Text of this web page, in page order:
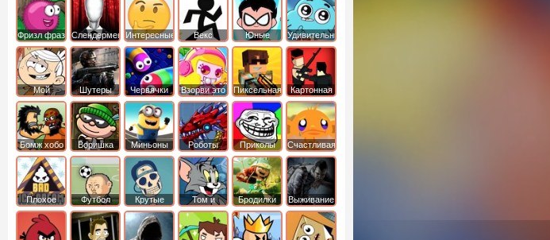
Фризл фраз Слендермен Интересные Векс
Юные
титаны
вперед
Удивительный
мир
Гамбола
Мой
шумный
дом
Шутеры Червячки Взорви это
Пиксельная
война
Картонная
башка
Бомж хобо
Воришка
боб
Миньоны
Роботы
динозавры
Приколы
Счастливая
обезьянка
Плохое
мороженое
Футбол
головами
Крутые
Том и
джерри
Бродилки
Приключения
Выживание